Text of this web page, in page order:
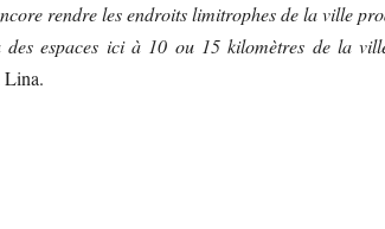
rendre les endroits limitrophes de la ville
espaces ici à 10 ou 15 kilomètres de la
Lina.